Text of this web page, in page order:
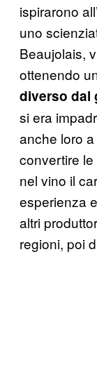
ispirarono
uno
Beaujolais,
ottenendo
diverso dal
si era
anche loro
convertire
nel vino il
esperienza
altri
regioni, poi